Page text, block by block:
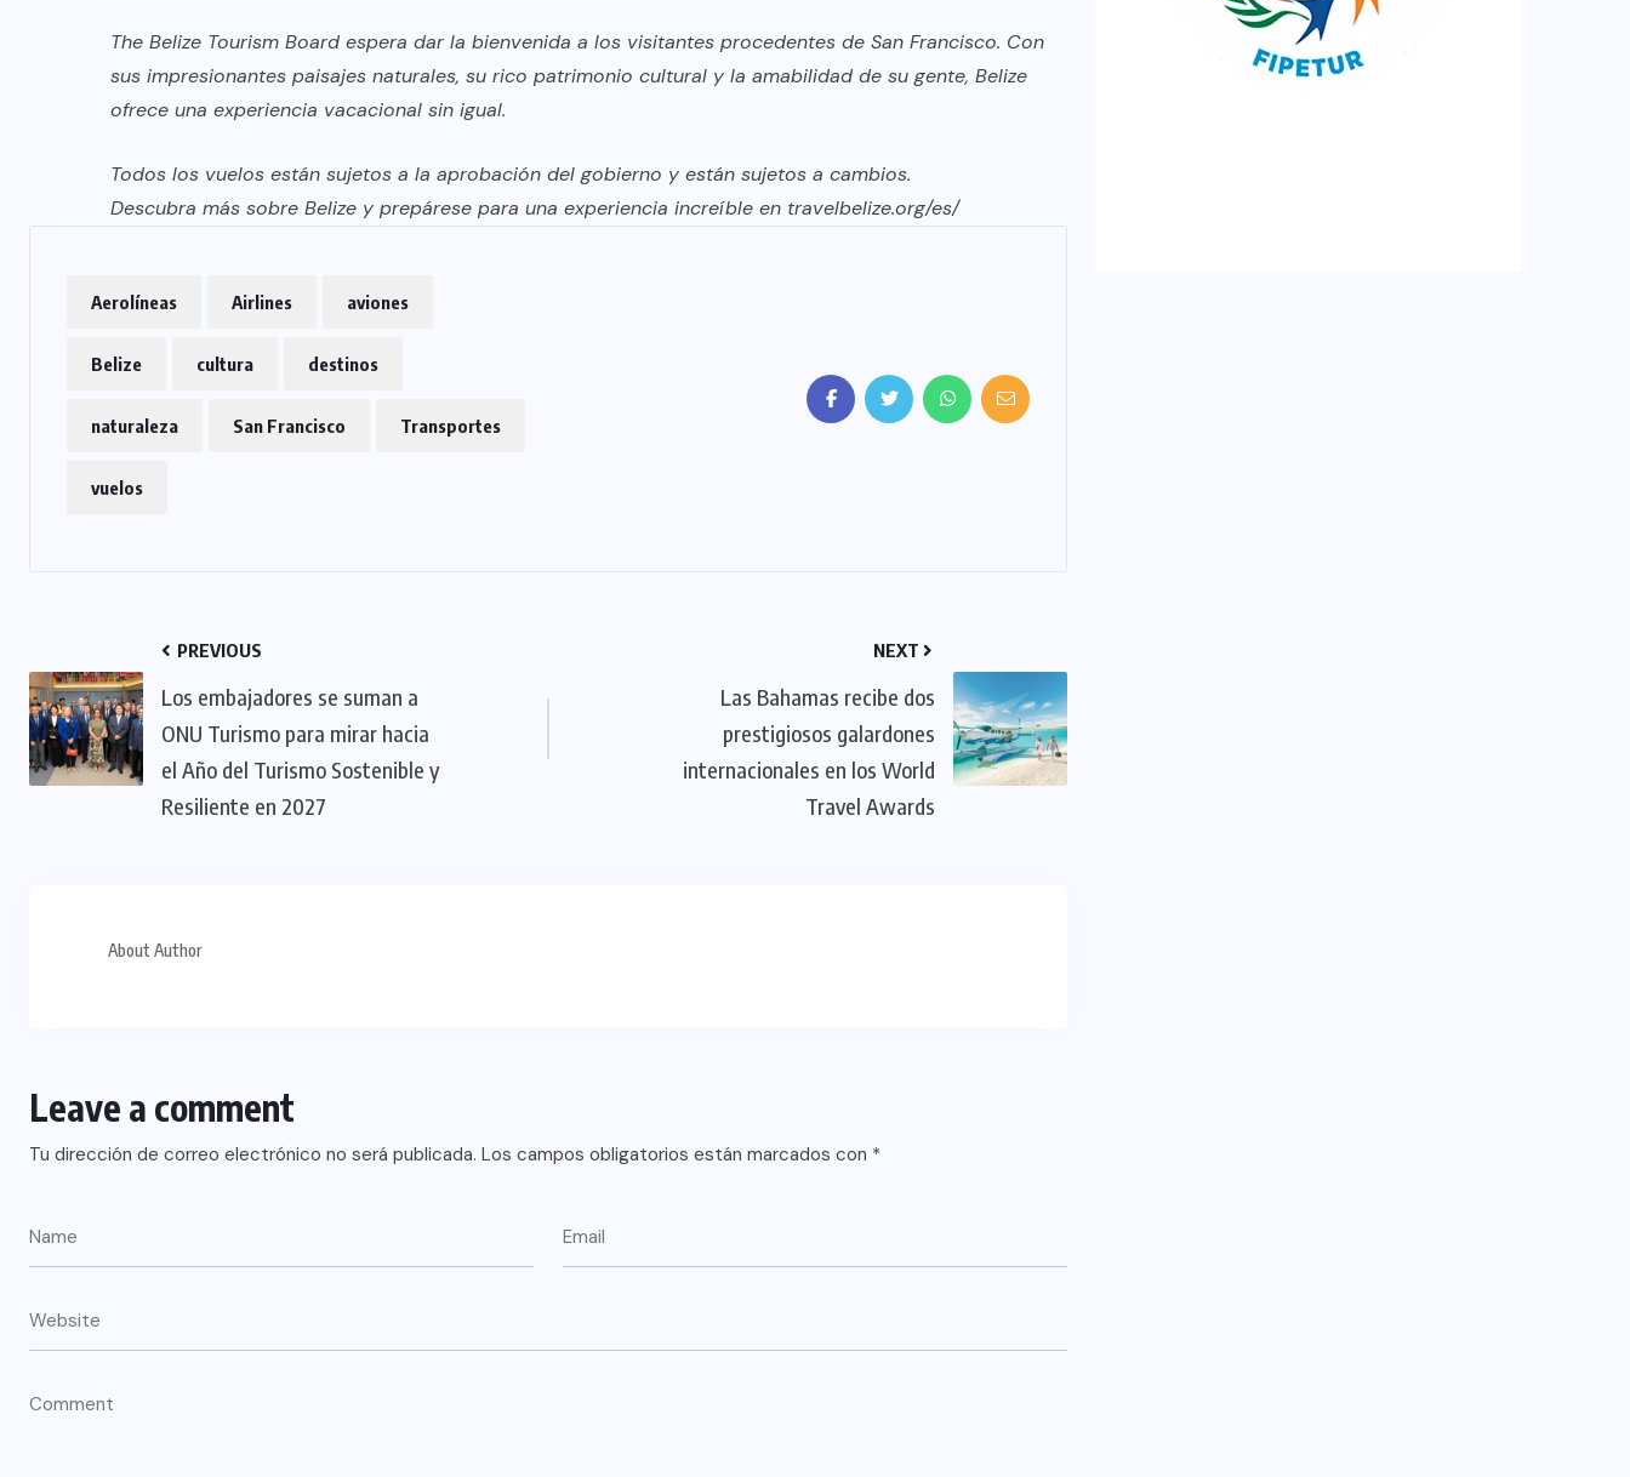
The Belize Tourism Board espera dar la bienvenida a los visitantes procedentes de San Francisco. Con
sus impresionantes paisajes naturales, su rico patrimonio cultural y la amabilidad de su gente, Belize
ofrece una experiencia vacacional sin igual.
Todos los vuelos están sujetos a la aprobación del gobierno y están sujetos a cambios.
Descubra más sobre Belize y prepárese para una experiencia increíble en travelbelize.org/es/
Aerolíneas Airlines aviones
Belize cultura destinos
naturaleza San Francisco Transportes
vuelos
PREVIOUS
Los embajadores se suman a
ONU Turismo para mirar hacia
el Año del Turismo Sostenible y
Resiliente en 2027
NEXT
Las Bahamas recibe dos
prestigiosos galardones
internacionales en los World
Travel Awards
About Author
Leave a comment
Tu dirección de correo electrónico no será publicada. Los campos obligatorios están marcados con *